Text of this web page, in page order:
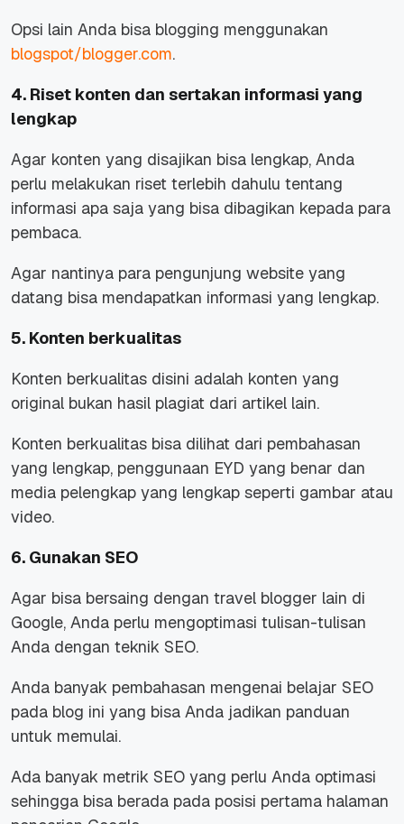
Opsi lain Anda bisa blogging menggunakan
blogspot/blogger.com.
4. Riset konten dan sertakan informasi yang
lengkap
Agar konten yang disajikan bisa lengkap, Anda
perlu melakukan riset terlebih dahulu tentang
informasi apa saja yang bisa dibagikan kepada para
pembaca.
Agar nantinya para pengunjung website yang
datang bisa mendapatkan informasi yang lengkap.
5. Konten berkualitas
Konten berkualitas disini adalah konten yang
original bukan hasil plagiat dari artikel lain.
Konten berkualitas bisa dilihat dari pembahasan
yang lengkap, penggunaan EYD yang benar dan
media pelengkap yang lengkap seperti gambar atau
video.
6. Gunakan SEO
Agar bisa bersaing dengan travel blogger lain di
Google, Anda perlu mengoptimasi tulisan-tulisan
Anda dengan teknik SEO.
Anda banyak pembahasan mengenai belajar SEO
pada blog ini yang bisa Anda jadikan panduan
untuk memulai.
Ada banyak metrik SEO yang perlu Anda optimasi
sehingga bisa berada pada posisi pertama halaman